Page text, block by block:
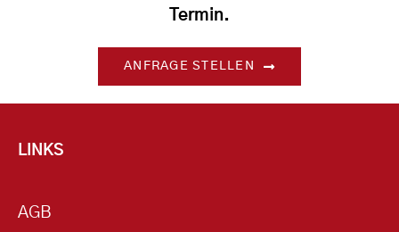
Termin.
ANFRAGE STELLEN
LINKS
AGB